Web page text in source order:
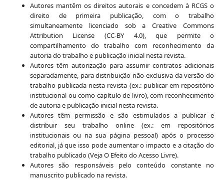
Autores mantêm os direitos autorais e concedem à RCGS o
direito de primeira publicação, com o trabalho
simultaneamente licenciado sob a Creative Commons
Attribution License (CC-BY 4.0), que permite o
compartilhamento do trabalho com reconhecimento da
autoria do trabalho e publicação inicial nesta revista.
Autores têm autorização para assumir contratos adicionais
separadamente, para distribuição não-exclusiva da versão do
trabalho publicada nesta revista (ex.: publicar em repositório
institucional ou como capítulo de livro), com reconhecimento
de autoria e publicação inicial nesta revista.
Autores têm permissão e são estimulados a publicar e
distribuir seu trabalho online (ex.: em repositórios
institucionais ou na sua página pessoal) após o processo
editorial, já que isso pode aumentar o impacto e a citação do
trabalho publicado (Veja O Efeito do Acesso Livre).
Autores são responsáveis pelo conteúdo constante no
manuscrito publicado na revista.